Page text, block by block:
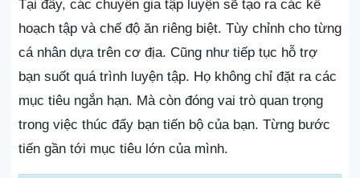
Tại đây, các chuyên gia tập luyện sẽ tạo ra các kế
hoạch tập và chế độ ăn riêng biệt. Tùy chỉnh cho từng
cá nhân dựa trên cơ địa. Cũng như tiếp tục hỗ trợ
bạn suốt quá trình luyện tập. Họ không chỉ đặt ra các
mục tiêu ngắn hạn. Mà còn đóng vai trò quan trọng
trong việc thúc đẩy bạn tiến bộ của bạn. Từng bước
tiến gần tới mục tiêu lớn của mình.